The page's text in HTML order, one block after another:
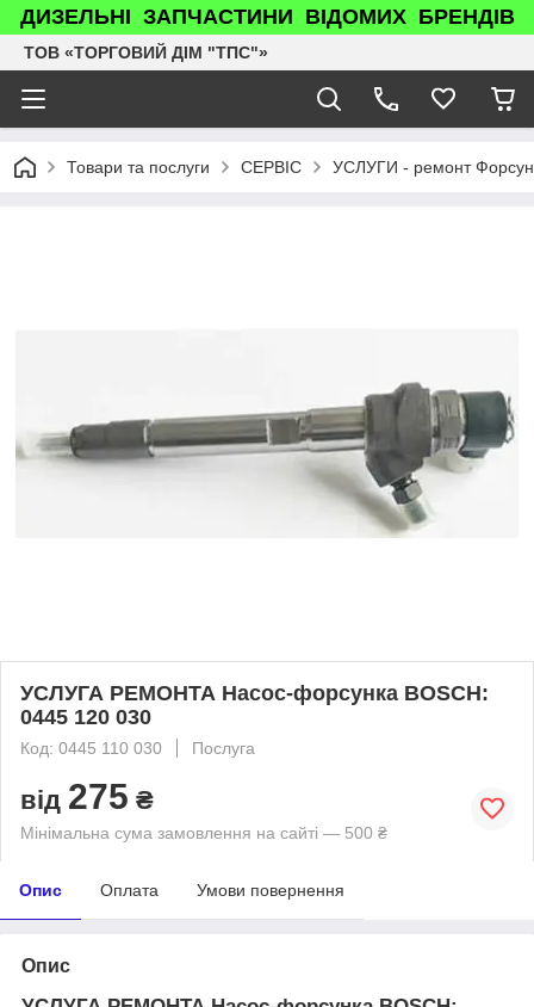
ДИЗЕЛЬНІ ЗАПЧАСТИНИ ВІДОМИХ БРЕНДІВ
ТОВ «ТОРГОВИЙ ДІМ "ТПС"»
Товари та послуги СЕРВІС УСЛУГИ - ремонт
УСЛУГА РЕМОНТА Насос-форсунка BOSCH:
0445 120 030
Код: 0445 110 030 Послуга
від 275 ₴
Мінімальна сума замовлення на сайті — 500 ₴
Опис Оплата Умови повернення
Опис